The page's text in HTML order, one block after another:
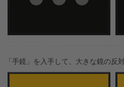
「手鏡」を入手して、大きな鏡の反